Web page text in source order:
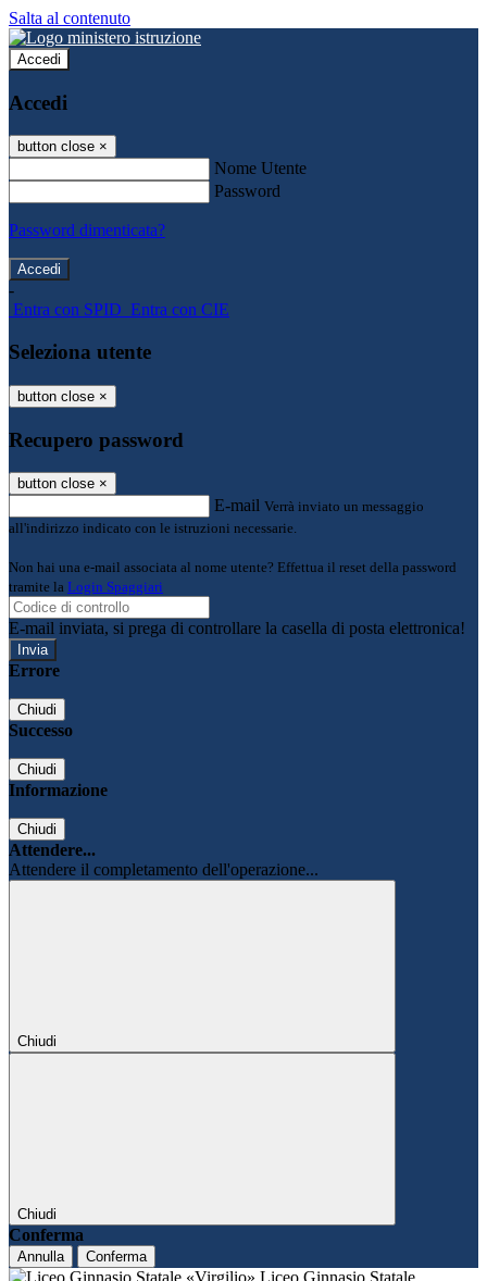
Salta al contenuto
Accedi
Accedi
button close ×
Nome Utente
Password
Password dimenticata?
-
Entra con SPID Entra con CIE
Seleziona utente
button close ×
Recupero password
button close ×
E-mail Verrà inviato un messaggio
all'indirizzo indicato con le istruzioni necessarie.
Non hai una e-mail associata al nome utente? Effettua il reset della password
tramite la Login Spaggiari
E-mail inviata, si prega di controllare la casella di posta elettronica!
Errore
Chiudi
Successo
Chiudi
Informazione
Chiudi
Attendere...
Attendere il completamento dell'operazione...
Chiudi
Chiudi
Conferma
Annulla Conferma